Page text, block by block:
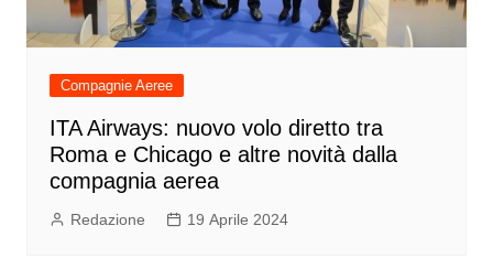
Compagnie Aeree
ITA Airways: nuovo volo diretto tra
Roma e Chicago e altre novità dalla
compagnia aerea
Redazione 19 Aprile 2024